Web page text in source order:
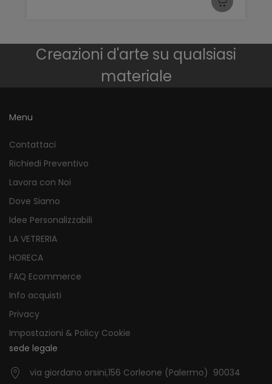
Creazioni d'arte su qualsiasi
materiale
Menu
Contattaci
Richiedi Preventivo
Lavora con Noi
Dove Siamo
Idee Personalizzabili
LA VETRERIA
HORECA
FAQ Ecommerce
Info acquisti
Privacy
Impostazioni & Policy Cookie
sede legale
via giordano orsini,156 Corleone (Palermo) 90034